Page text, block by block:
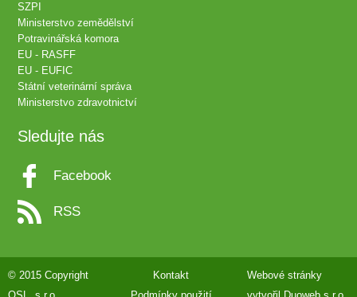
SZPI
Ministerstvo zemědělství
Potravinářská komora
EU - RASFF
EU - EUFIC
Státní veterinární správa
Ministerstvo zdravotnictví
Sledujte nás
Facebook
RSS
© 2015 Copyright
Kontakt
Webové stránky